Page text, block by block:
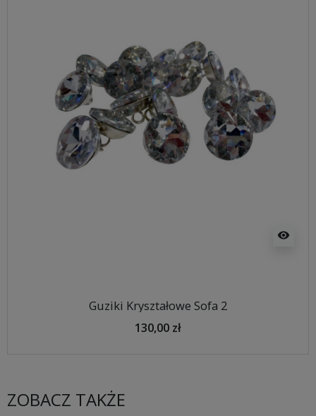
visibility
Guziki Kryształowe Sofa 2
130,00 zł
ZOBACZ TAKŻE